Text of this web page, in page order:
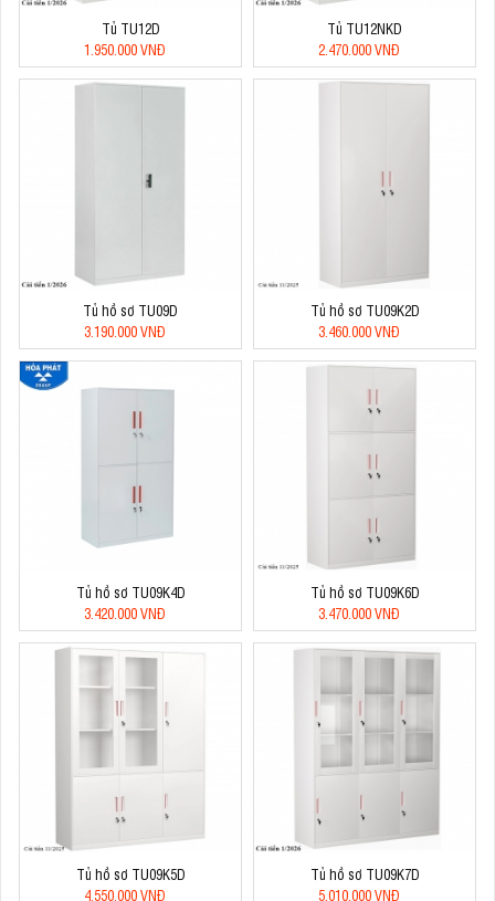
Tủ TU12D
1.950.000 VNĐ
Tủ TU12NKD
2.470.000 VNĐ
Tủ hồ sơ TU09D
3.190.000 VNĐ
Tủ hồ sơ TU09K2D
3.460.000 VNĐ
Tủ hồ sơ TU09K4D
3.420.000 VNĐ
Tủ hồ sơ TU09K6D
3.470.000 VNĐ
Tủ hồ sơ TU09K5D
4.550.000 VNĐ
Tủ hồ sơ TU09K7D
5.010.000 VNĐ